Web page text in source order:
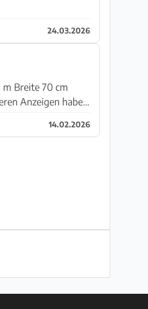
24.03.2026
14.02.2026